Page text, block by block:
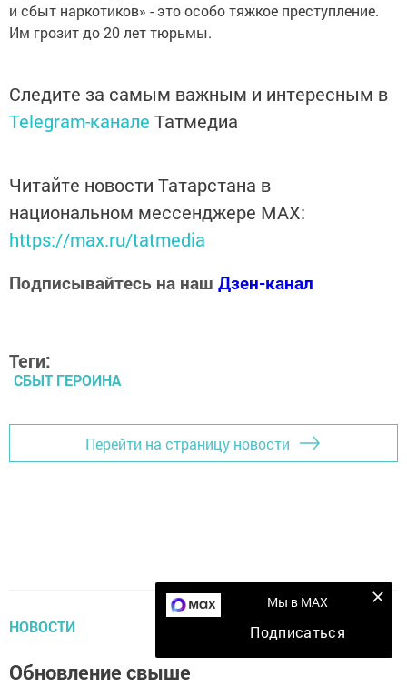
и сбыт наркотиков» - это особо тяжкое преступление.
Им грозит до 20 лет тюрьмы.
Следите за самым важным и интересным в
Telegram-канале Татмедиа
Читайте новости Татарстана в
национальном мессенджере MАХ:
https://max.ru/tatmedia
Подписывайтесь на наш Дзен-канал
Теги:
СБЫТ ГЕРОИНА
Перейти на страницу новости
НОВОСТИ
Обновление свыше
Мы в MAX
Подписаться